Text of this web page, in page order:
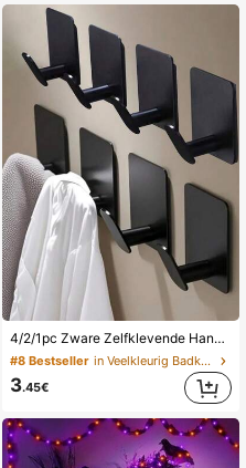
4/2/1pc Zware Zelfklevende Handdoek/Badjas Haken - Zwart/Zilver, Roestvrij Staal Materiaal, Geen Boren Nodig, Kan Worden Geplakt Op Slaapkamer, Keukendeuren Om Badjassen, Jassen, Kleding, Handdoeken/Kledinghaken Op te Hangen, Muurhaken Voor Badkamer Of Keuken
#8 Bestseller in Veelkleurig Badkameraccessoiresets
3.45€